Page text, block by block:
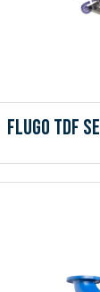
Flugo TDF